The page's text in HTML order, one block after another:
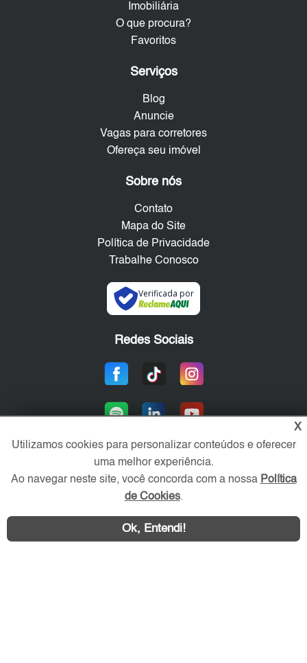
WhatsApp Contatar
Imobiliária
O que procura?
Favoritos
Serviços
Blog
Anuncie
Vagas para corretores
Ofereça seu imóvel
Sobre nós
Contato
Mapa do Site
Política de Privacidade
Trabalhe Conosco
Verificada por
Redes Sociais
Área exclusiva aos anunciantes,
acesse sua conta:
X
Utilizamos cookies para personalizar conteúdos e oferecer
uma melhor experiência.
Ao navegar neste site, você concorda com a nossa Política
de Cookies.
Ok, Entendi!